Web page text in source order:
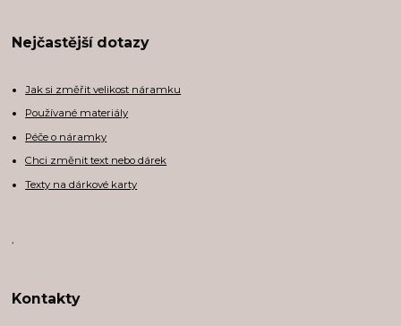
Nejčastější dotazy
Jak si změřit velikost náramku
Používané materiály
Péče o náramky
Chci změnit text nebo dárek
Texty na dárkové karty
,
Kontakty